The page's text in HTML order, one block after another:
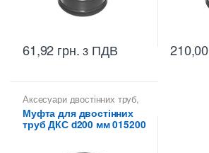
61,92 грн.з ПДВ 210,00
Аксесуари двостінних труб,
Муфти з'єднувальні ДКС
Муфта для двостінних
труб ДКС d200 мм 015200